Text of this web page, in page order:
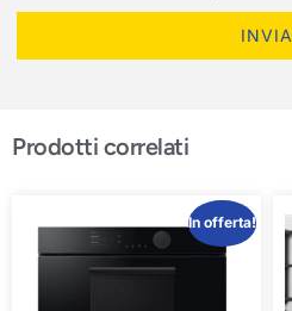
INVIA
Prodotti correlati
In offerta!